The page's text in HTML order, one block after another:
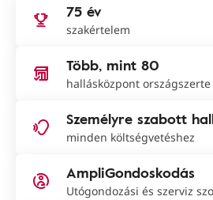
75 év
szakértelem
Több, mint 80
hallásközpont országszerte
Személyre szabott
minden költségvetéshez
AmpliGondoskodás
Utógondozási és szerviz